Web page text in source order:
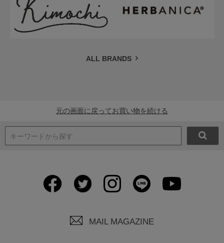
ALL BRANDS
元の画面に戻ってお買い物を続ける
キーワードから探す
MAIL MAGAZINE